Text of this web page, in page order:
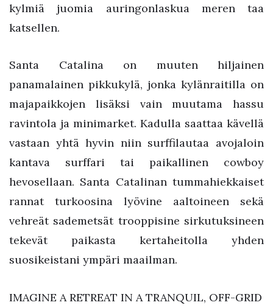
kylmiä juomia auringonlaskua meren taa
katsellen.
Santa Catalina on muuten hiljainen
panamalainen pikkukylä, jonka kylänraitilla on
majapaikkojen lisäksi vain muutama hassu
ravintola ja minimarket. Kadulla saattaa kävellä
vastaan yhtä hyvin niin surffilautaa avojaloin
kantava surffari tai paikallinen cowboy
hevosellaan. Santa Catalinan tummahiekkaiset
rannat turkoosina lyövine aaltoineen sekä
vehreät sademetsät trooppisine sirkutuksineen
tekevät paikasta kertaheitolla yhden
suosikeistani ympäri maailman.
IMAGINE A RETREAT IN A TRANQUIL, OFF-GRID